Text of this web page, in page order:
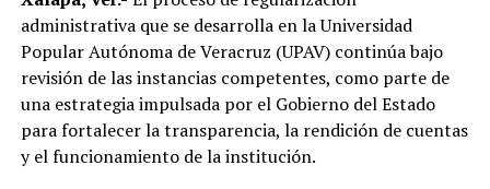
“Mejorar el servicio de energía eléctrica ha sido una
prioridad desde el inicio de mi gobierno y continuaremos
gestionando recursos y proyectos que contribuyan al
desarrollo del municipio y al bienestar de las familias
alvaradeñas”.
Por último, reconoció y agradeció a la gobernadora del
administrativa que se desarrolla en la Universidad
Popular Autónoma de Veracruz (UPAV) continúa bajo
revisión de las instancias competentes, como parte de
una estrategia impulsada por el Gobierno del Estado
para fortalecer la transparencia, la rendición de cuentas
y el funcionamiento de la institución.